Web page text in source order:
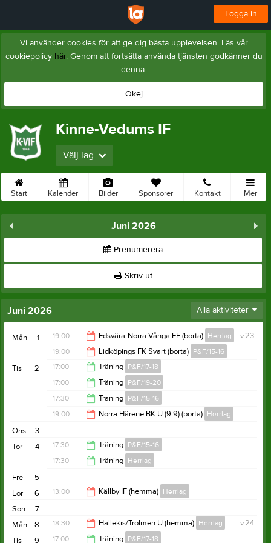
Logga in
Vi använder cookies för att ge dig bästa upplevelsen. Läs vår
cookiepolicy här. Genom att fortsätta använda tjänsten godkänner du
denna.
Okej
Kinne-Vedums IF
Välj lag
Start Kalender Bilder Sponsorer Kontakt Mer
Juni 2026
Prenumerera
Skriv ut
Juni 2026 Alla aktiviteter
1
Mån v.23
19:00 Edsvära-Norra Vånga FF (borta) Herrlag
21:00
19:00 Lidköpings FK Svart (borta) P&F/15-16
21:00
2
Tis 17:00 Träning P&F/17-18
18:20
17:00 Träning P&F/19-20
18:00
17:30 Träning P&F/15-16
19:00 Norra Härene BK U (9:9) (borta) Herrlag
21:00
3
Ons
4
Tor 17:30 Träning P&F/15-16
17:30 Träning Herrlag
19:00
5
Fre
6
Lör 13:00 Källby IF (hemma) Herrlag
15:00
7
Sön
8
Mån v.24
18:30 Hällekis/Trolmen U (hemma) Herrlag
9
Tis 17:00 Träning P&F/17-18